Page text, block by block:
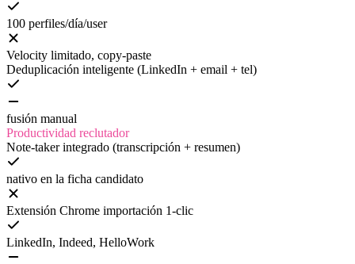
100 perfiles/día/user
Velocity limitado, copy-paste
Deduplicación inteligente (LinkedIn + email + tel)
fusión manual
Productividad reclutador
Note-taker integrado (transcripción + resumen)
nativo en la ficha candidato
Extensión Chrome importación 1-clic
LinkedIn, Indeed, HelloWork